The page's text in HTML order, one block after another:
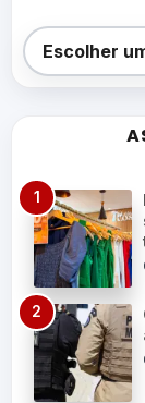
Categorias
Escolher